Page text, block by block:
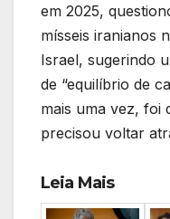
em 2025,
mísseis iranianos
Israel, sugerindo
de “equilíbrio de
mais uma vez, foi
precisou voltar
Leia Mais